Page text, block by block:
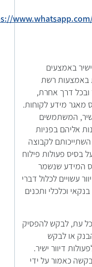
ישיר באמצעים
באמצעות רשת
ובכל דרך אחרת,
מאגר מידע לקוחות.
המשתמשים
אליהם בפניות
לקבוצה
בסיס פעולות פילוח
המידע שנשמר
עשויים לכלול דברי
וכלכלי ותכנים
עת, לבקש להפסיק
או לבקש
דיוור ישיר.
כאמור על ידי